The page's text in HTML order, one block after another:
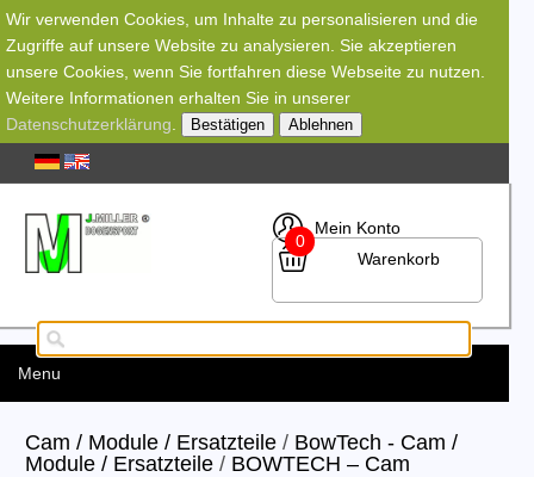
Wir verwenden Cookies, um Inhalte zu personalisieren und die
Zugriffe auf unsere Website zu analysieren. Sie akzeptieren
unsere Cookies, wenn Sie fortfahren diese Webseite zu nutzen.
Weitere Informationen erhalten Sie in unserer
Datenschutzerklärung
Bestätigen Ablehnen
Mein Konto
0
Warenkorb
Menu
Cam / Module / Ersatzteile / BowTech - Cam /
Module / Ersatzteile / BOWTECH – Cam